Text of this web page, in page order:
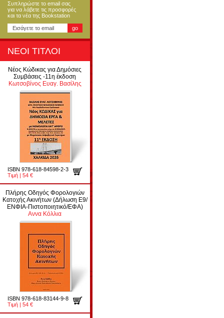
Συπληρώστε το email σας
για να λάβετε τις προσφορές
και τα νέα της Bookstation
ΝΕΟΙ ΤΙΤΛΟΙ
Νέος Κώδικας για Δημόσιες
Συμβάσεις -11η έκδοση
Κωτσοβίνος Ευαγ. Βασίλης
ISBN 978-618-84598-2-3
Τιμή | 54 €
Πλήρης Οδηγός Φορολογιών
Κατοχής Ακινήτων (Δήλωση Ε9/
ΕΝΦΙΑ-Πιστοποιητικό/ΕΦΑ)
Αννα Κόλλια
ISBN 978-618-83144-9-8
Τιμή | 54 €